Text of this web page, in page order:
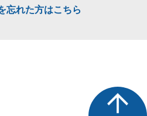
忘れた方はこちら